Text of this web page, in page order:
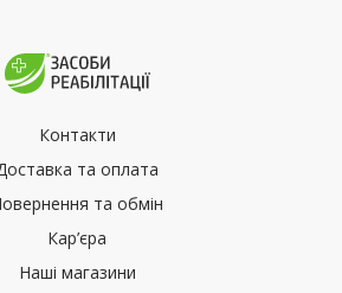
Контакти
та оплата
та обмін
Кар’єра
Наші магазини